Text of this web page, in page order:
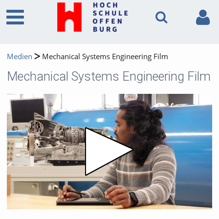
Medien Mechanical Systems Engineering Film
Mechanical Systems Engineering Film